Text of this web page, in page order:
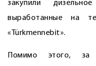
закупили
выработанные на
«Türkmennebit».
Помимо этого, за